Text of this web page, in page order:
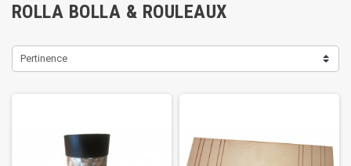
ROLLA BOLLA & ROULEAUX
Pertinence